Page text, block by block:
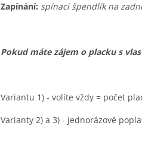
Zapínání: spínací špendlík na
Pokud máte zájem o placku s
Variantu 1) - volíte vždy = počet
Varianty 2) a 3) - jednorázové